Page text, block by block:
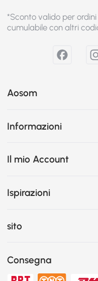
*Sconto valido per
cumulabile con altri
Aosom
Informazioni
Il mio Account
Ispirazioni
sito
Consegna